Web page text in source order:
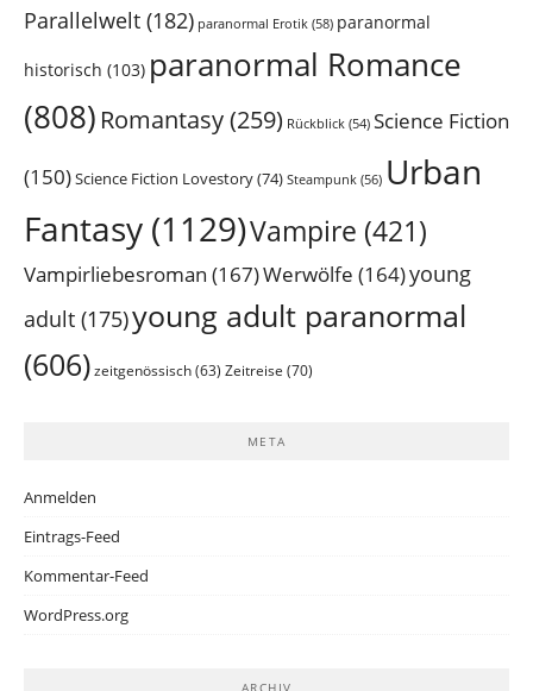
Parallelwelt (182) paranormal Erotik (58) paranormal
historisch (103) paranormal Romance
(808) Romantasy(259) Rückblick (54) Science Fiction
(150)Science Fiction Lovestory(74) Steampunk (56) Urban
Fantasy (1129)Vampire (421)
Vampirliebesroman (167)Werwölfe (164)young
adult (175)young adult paranormal
(606) zeitgenössisch (63) Zeitreise (70)
META
Anmelden
Eintrags-Feed
Kommentar-Feed
WordPress.org
ARCHIV